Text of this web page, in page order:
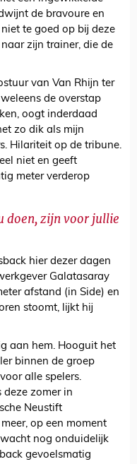
de bravoure en
te goed op bij deze
zijn trainer, die de
van Van Rhijn ter
de overstap
oogt inderdaad
zo dik als mijn
Hilariteit op de tribune.
niet en geeft
meter verderop
doen, zijn voor jullie
hier dezer dagen
Galatasaray
afstand (in Side) en
stoomt, lijkt hij
aan hem. Hooguit het
binnen de groep
alle spelers.
zomer in
Neustift
op een moment
nog onduidelijk
gevoelsmatig